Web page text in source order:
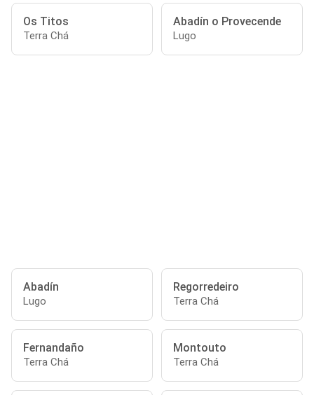
Os Titos
Terra Chá
Abadín o Provecende
Lugo
Abadín
Lugo
Regorredeiro
Terra Chá
Fernandaño
Terra Chá
Montouto
Terra Chá